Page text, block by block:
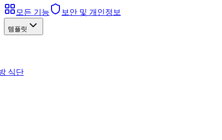
모든 기능 보안 및 개인정보
템플릿
식단